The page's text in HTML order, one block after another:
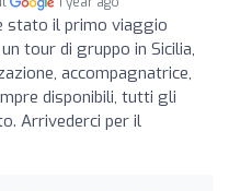
stato il primo viaggio
un tour di gruppo in Sicilia,
accompagnatrice,
disponibili, tutti gli
Arrivederci per il